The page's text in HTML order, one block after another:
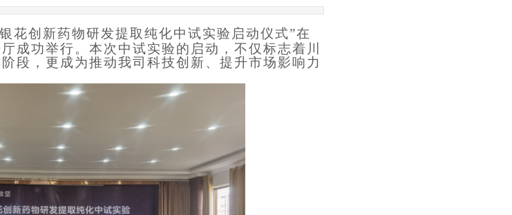
花创 新药物研发提取纯化中试实验启动仪式”在
成功举行。本次中试实验的启动，不仅标志着川
段，更成为推动我司科技创新、提升市场影响力